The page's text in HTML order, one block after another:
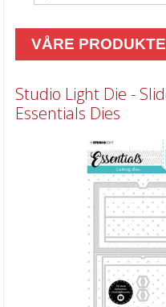
VÅRE
Tilbud
Kurs & aktiviteter
Kort & Scrapbooking
Mønsterpapir
Kartong 12x12 inch
Motiv til kortlaging
Studio Light Die -
Essentials Dies